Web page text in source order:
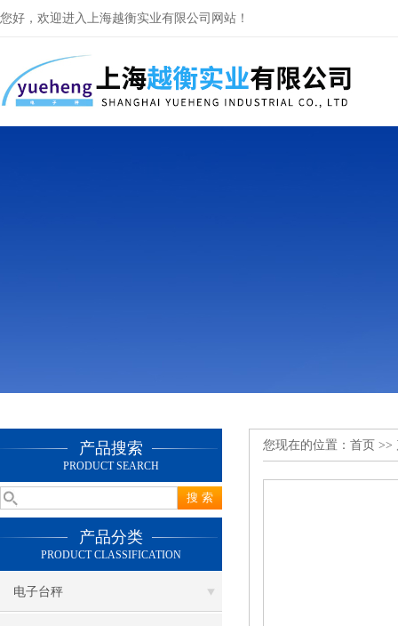
您好，欢迎进入上海越衡实业有限公司网站！
产品搜索
PRODUCT SEARCH
产品分类
PRODUCT CLASSIFICATION
电子台秤
您现在的位置： 首页 >>